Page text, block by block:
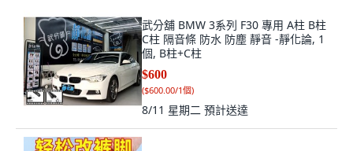
武分舖 BMW 3系列 F30 專用 A柱 B柱
C柱 隔音條 防水 防塵 靜音 -靜化論, 1
個, B柱+C柱
$600
($600.00/1個)
8/11 星期二 預計送達